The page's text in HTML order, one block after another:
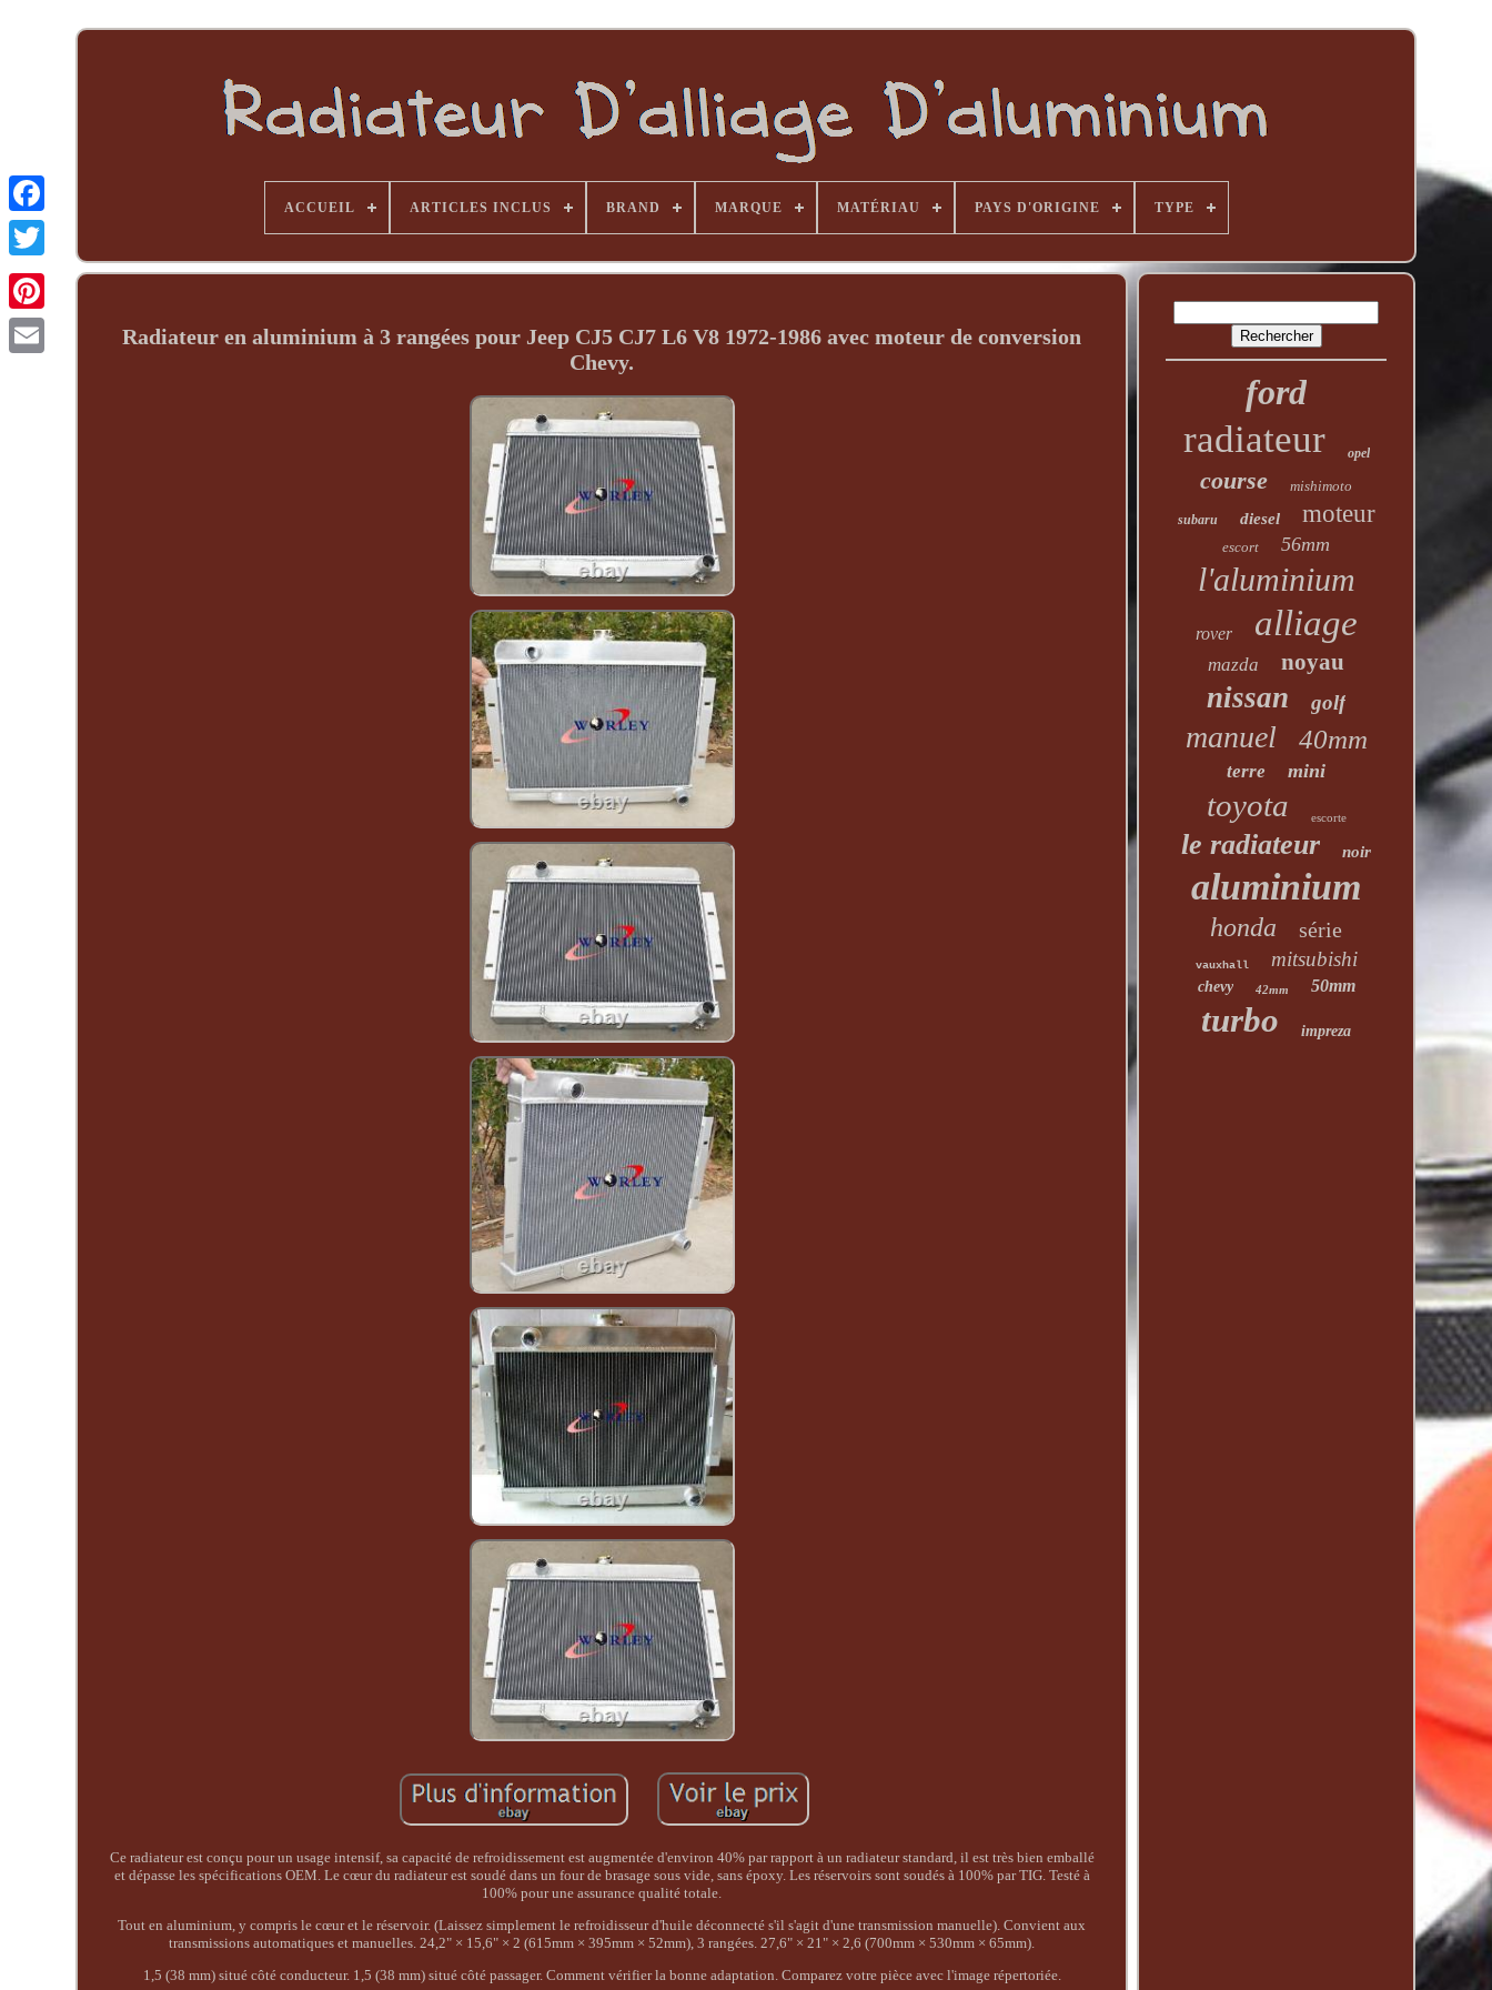
ACCUEIL ARTICLES INCLUS BRAND MARQUE MATÉRIAU PAYS D'ORIGINE TYPE
Radiateur en aluminium à 3 rangées pour Jeep CJ5 CJ7 L6 V8 1972-1986 avec moteur de conversion
Chevy.
Ce radiateur est conçu pour un usage intensif, sa capacité de refroidissement est augmentée d'environ 40% par rapport à un radiateur standard, il est très bien emballé
et dépasse les spécifications OEM. Le cœur du radiateur est soudé dans un four de brasage sous vide, sans époxy. Les réservoirs sont soudés à 100% par TIG. Testé à
100% pour une assurance qualité totale.
Tout en aluminium, y compris le cœur et le réservoir. (Laissez simplement le refroidisseur d'huile déconnecté s'il s'agit d'une transmission manuelle). Convient aux
transmissions automatiques et manuelles. 24,2" × 15,6" × 2 (615mm × 395mm × 52mm), 3 rangées. 27,6" × 21" × 2,6 (700mm × 530mm × 65mm).
1,5 (38 mm) situé côté conducteur. 1,5 (38 mm) situé côté passager. Comment vérifier la bonne adaptation. Comparez votre pièce avec l'image répertoriée.
ford
radiateur opel
course mishimoto
subaru diesel moteur
escort 56mm
l'aluminium
rover alliage
mazda noyau
nissan golf
manuel 40mm
terre mini
toyota escorte
le radiateur noir
aluminium
honda série
vauxhall mitsubishi
chevy 42mm 50mm
turbo impreza